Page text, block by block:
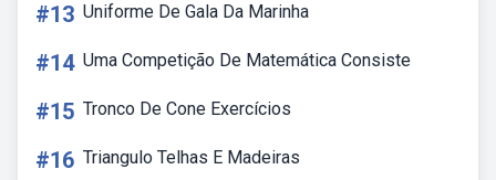
#13 Uniforme De Gala Da Marinha
#14 Uma Competição De Matemática Consiste
#15 Tronco De Cone Exercícios
#16 Triangulo Telhas E Madeiras